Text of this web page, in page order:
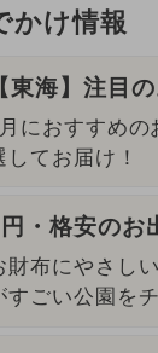
かけ情報
【東海】注目
におすすめの
してお届け！
・格安のお
財布にやさし
すごい公園を